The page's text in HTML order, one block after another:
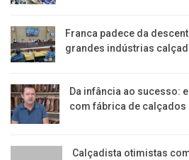
Franca padece da
grandes indústrias
Da infância ao sucesso:
com fábrica de calçados
Calçadista otimistas